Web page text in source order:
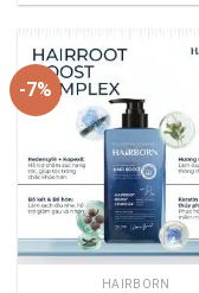
-7%
HAIRBORN